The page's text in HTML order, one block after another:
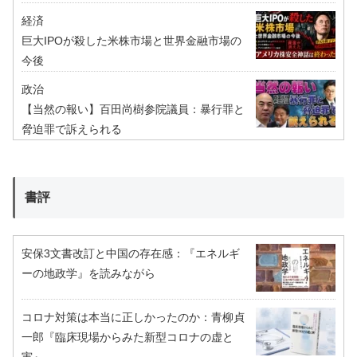
経済
巨大IPOが殺した米株市場と世界金融市場の
今後
政治
【当然の報い】百田尚樹参院議員：暴行罪と
脅迫罪で訴えられる
書評
安保3文書改訂と中国の存在感：『エネルギ
ーの地政学』を読みながら
コロナ対策は本当に正しかったのか：青柳貞
一郎『臨床現場からみた新型コロナの虚と